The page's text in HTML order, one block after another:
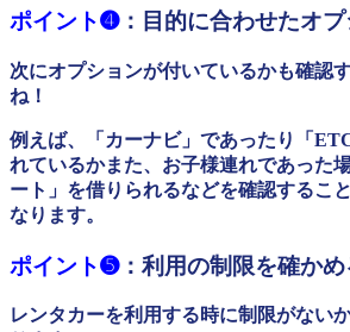
ポイント➍：目的に合わせたオプ
次にオプションが付いているかも確認
ね！
例えば、「カーナビ」であったり「
れているかまた、お子様連れであった
ート」を借りられるなどを確認するこ
なります。
ポイント➎：利用の制限を確かめ
レンタカーを利用する時に制限がない